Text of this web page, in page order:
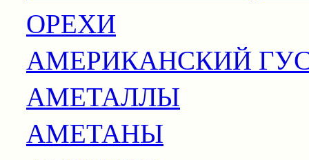
ОРЕХИ
АМЕРИКАНСКИЙ
АМЕТАЛЛЫ
АМЕТАНЫ